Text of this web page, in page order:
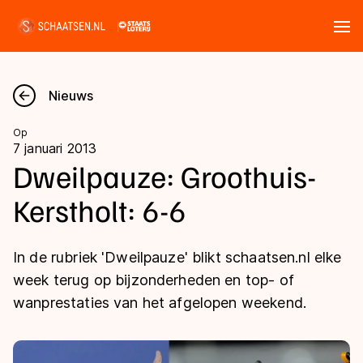
Nieuws
Kalender
Disciplines
Langebaan
Shorttrack
Uitslagen
Langebaan
Tijden & historie
Ranglijsten Langebaan
Nieuws
Op
7 januari 2013
Dweilpauze: Groothuis-
Kerstholt: 6-6
In de rubriek 'Dweilpauze' blikt schaatsen.nl elke
week terug op bijzonderheden en top- of
wanprestaties van het afgelopen weekend.